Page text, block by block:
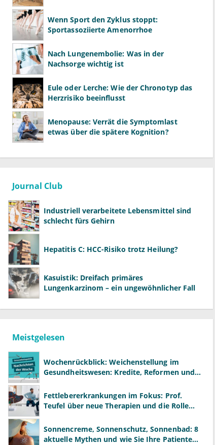
Wenn Sport den Zyklus stoppt:
Sportassoziierte Amenorrhoe
Nach Lungenembolie: Was in der
Nachsorge wichtig ist
Eule oder Lerche: Wie der Chronotyp das
Herzrisiko beeinflusst
Menopause: Verrät die Symptomlast
etwas über die spätere Kognition?
Journal Club
Industriell verarbeitete Lebensmittel sind
schlecht fürs Gehirn
Hepatitis C: HCC-Risiko trotz Heilung?
Kasuistik: Dreifach primäres
Lungenkarzinom – ein ungewöhnlicher Fall
Meistgelesen
Wochenrückblick: Weichenstellung im
Gesundheitswesen: Kredite, Reformen und
Fettlebererkrankungen im Fokus: Prof.
Teufel über neue Therapien und die Rolle
Sonnencreme, Sonnenschutz, Sonnenbad: 8
aktuelle Mythen und wie Sie Ihre Patienten